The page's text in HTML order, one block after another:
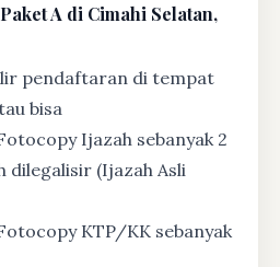
A di Cimahi Selatan,
pendaftaran di tempat
bisa
Ijazah sebanyak 2
dilegalisir (Ijazah Asli
KTP/KK sebanyak